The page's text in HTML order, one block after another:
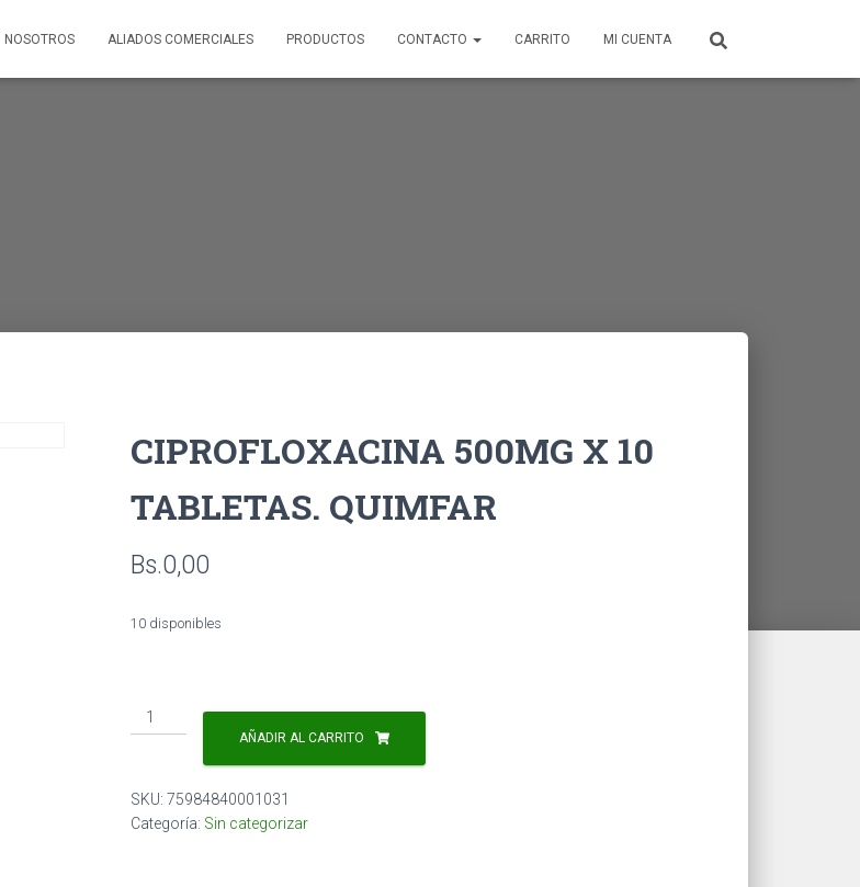
NOSOTROS ALIADOS COMERCIALES PRODUCTOS CONTACTO CARRITO MI CUENTA
CIPROFLOXACINA 500MG X 10
TABLETAS. QUIMFAR
Bs.0,00
10 disponibles
CIPROFLOXACINA
500MG
TABLETAS.
QUIMFAR
AÑADIR AL CARRITO
SKU: 75984840001031
Categoría: Sin categorizar